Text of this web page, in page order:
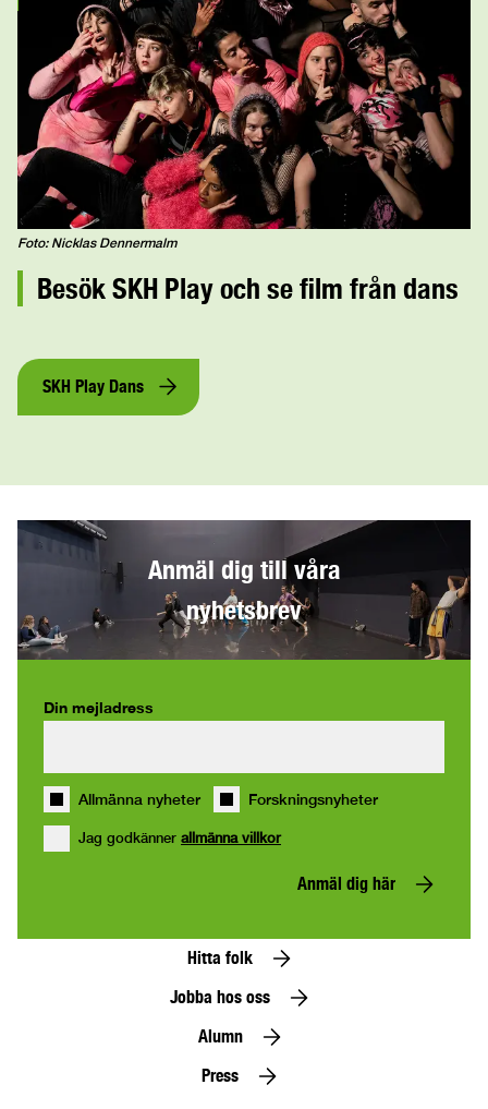
Foto: Nicklas Dennermalm
Besök SKH Play och se film från dans
SKH Play Dans
Anmäl dig till våra
nyhetsbrev
Din mejladress
Allmänna nyheter Forskningsnyheter
Jag godkänner allmänna villkor
Anmäl dig här
Hitta folk
Jobba hos oss
Alumn
Press